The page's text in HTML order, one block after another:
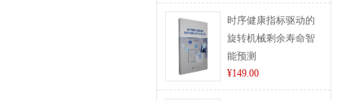
时序健康指标驱动的
旋转机械剩余寿命智
能预测
¥149.00